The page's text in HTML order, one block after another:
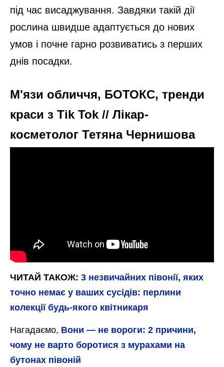
під час висаджування. Завдяки такій дії
рослина швидше адаптується до нових
умов і почне гарно розвиватись з перших
днів посадки.
М'язи обличчя, БОТОКС, тренди
краси з Tik Tok // Лікар-
косметолог Тетяна Чернишова
ЧИТАЙ ТАКОЖ: 3 незвичайних півонії, яких
точно немає у ваших сусідів: перлини
колекції будь-якого квітникаря
Нагадаємо, Вони — не вороги: 2 причини,
чому не варто боротися з мурахами на
бутонах півоній